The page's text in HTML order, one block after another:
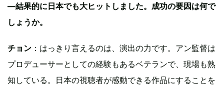
—結果的に日本でも大ヒットしました。成功の要因は何で
しょうか。
チョン ：はっきり言えるのは、演出の力です。アン監督は
プロデューサーとしての経験もあるベテランで、現場も熟
知している。日本の視聴者が感動できる作品にすることを